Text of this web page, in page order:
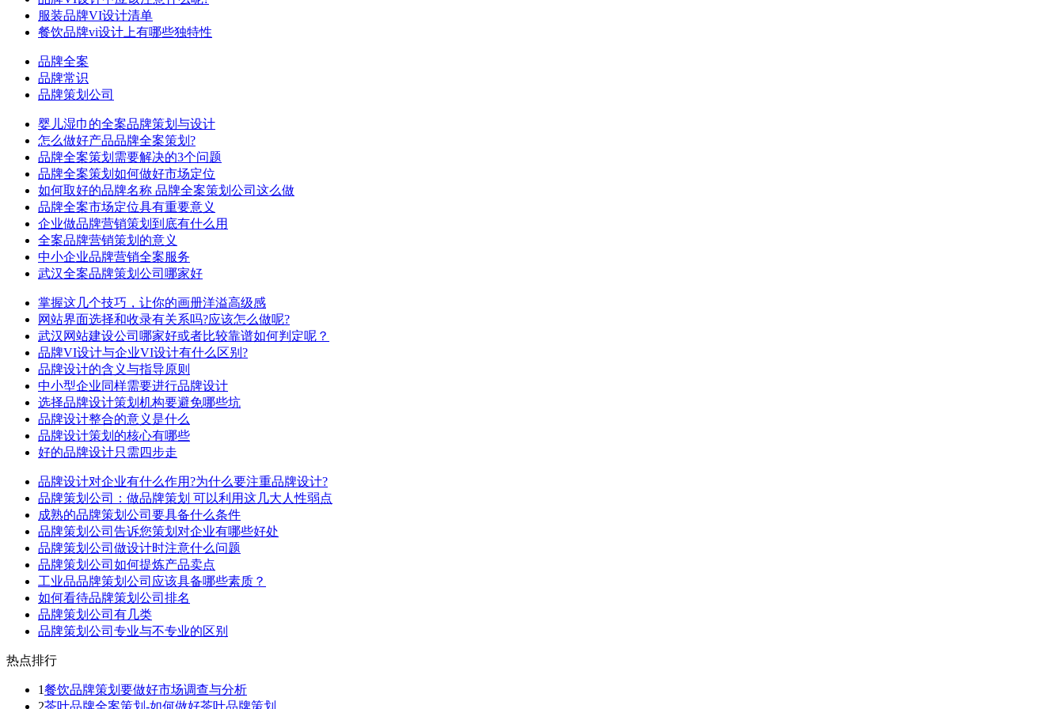
服装品牌VI设计清单
餐饮品牌vi设计上有哪些独特性
品牌全案
品牌常识
品牌策划公司
婴儿湿巾的全案品牌策划与设计
怎么做好产品品牌全案策划?
品牌全案策划需要解决的3个问题
品牌全案策划如何做好市场定位
如何取好的品牌名称 品牌全案策划公司这么做
品牌全案市场定位具有重要意义
企业做品牌营销策划到底有什么用
全案品牌营销策划的意义
中小企业品牌营销全案服务
武汉全案品牌策划公司哪家好
掌握这几个技巧，让你的画册洋溢高级感
网站界面选择和收录有关系吗?应该怎么做呢?
武汉网站建设公司哪家好或者比较靠谱如何判定呢？
品牌VI设计与企业VI设计有什么区别?
品牌设计的含义与指导原则
中小型企业同样需要进行品牌设计
选择品牌设计策划机构要避免哪些坑
品牌设计整合的意义是什么
品牌设计策划的核心有哪些
好的品牌设计只需四步走
品牌设计对企业有什么作用?为什么要注重品牌设计?
品牌策划公司：做品牌策划 可以利用这几大人性弱点
成熟的品牌策划公司要具备什么条件
品牌策划公司告诉您策划对企业有哪些好处
品牌策划公司做设计时注意什么问题
品牌策划公司如何提炼产品卖点
工业品品牌策划公司应该具备哪些素质？
如何看待品牌策划公司排名
品牌策划公司有几类
品牌策划公司专业与不专业的区别
热点排行
1餐饮品牌策划要做好市场调查与分析
2茶叶品牌全案策划-如何做好茶叶品牌策划